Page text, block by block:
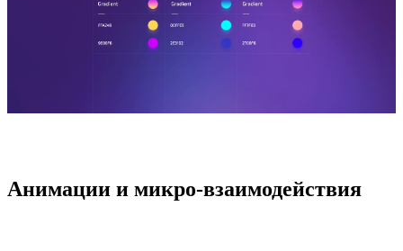
Анимации и микро-взаимодействия